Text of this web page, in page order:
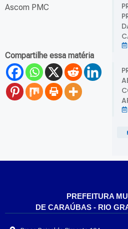
Ascom PMC
Compartilhe essa matéria
PREFEITURA
DE CARAÚBAS - RIO